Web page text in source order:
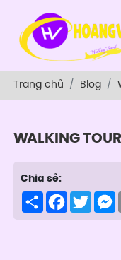
Trang chủ Blog
WALKING TOUR
Chia sẻ:
ShareFacebook